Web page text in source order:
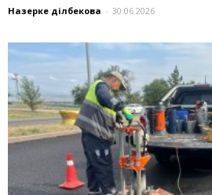
Назерке Әділбекова - 30.06.2026